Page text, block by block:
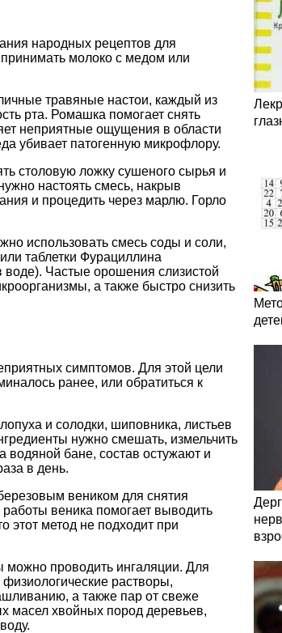
народных рецептов для
молоко с медом или
травяные настои, каждый из
рта. Ромашка помогает снять
неприятные ощущения в области
убивает патогенную микрофлору.
столовую ложку сушеного сырья и
настоять смесь, накрыв
и процедить через марлю. Горло
использовать смесь соды и соли,
таблетки Фурациллина
Частые орошения слизистой
а также быстро снизить
симптомов. Для этой цели
ранее, или обратиться к
и солодки, шиповника, листьев
нужно смешать, измельчить
водяной бане, состав остужают и
в день.
веником для снятия
веника помогает выводить
этот метод не подходит при
проводить ингаляции. Для
растворы,
а также пар от свеже
масел хвойных пород деревьев,